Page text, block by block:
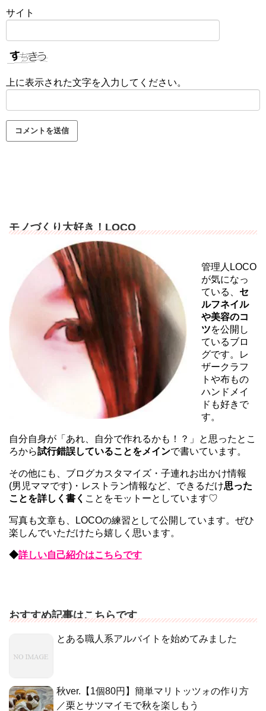
サイト
上に表示された文字を入力してください。
モノづくり大好き！LOCO
管理人LOCO
が気になっ
ている、 セ
ルフネイル
や美容のコ
ツを公開し
ているブロ
グです。レ
ザークラフ
トや布もの
ハンドメイ
ドも好きで
す。
自分自身が「あれ、自分で作れるかも！？」と思ったとこ
ろから試行錯誤していることをメインで書いています。
その他にも、ブログカスタマイズ・子連れお出かけ情報
(男児ママです)・レストラン情報など、できるだけ思った
ことを詳しく書く ことをモットーとしています♡
写真も文章も、LOCOの練習として公開しています。ぜひ
楽しんでいただけたら嬉しく思います。
◆詳しい自己紹介はこちらです
おすすめ記事はこちらです
とある職人系アルバイトを始めてみました
秋ver.【1個80円】簡単マリトッツォの作り方
／栗とサツマイモで秋を楽しもう